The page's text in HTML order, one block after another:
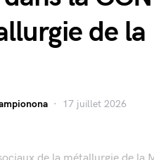
de la
17 juillet 2026